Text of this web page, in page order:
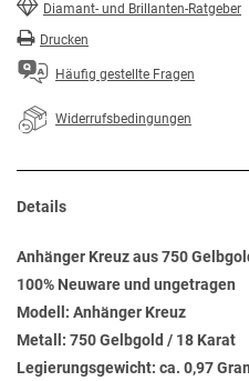
Diamant- und Brillanten-Ratgeber
Drucken
Häufig gestellte Fragen
Widerrufsbedingungen
Details
Anhänger Kreuz aus 750
100% Neuware und ungetragen
Modell: Anhänger Kreuz
Metall: 750 Gelbgold / 18 Karat
Legierungsgewicht: ca. 0,97